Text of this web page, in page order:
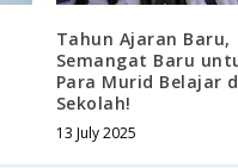
Tahun Ajaran Baru,
Semangat Baru
Para Murid Belajar
Sekolah!
13 July 2025